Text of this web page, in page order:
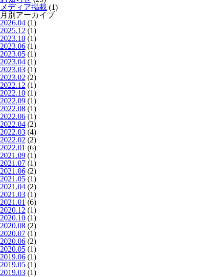
メディア掲載 (1)
月別アーカイブ
2026.04 (1)
2025.12 (1)
2023.10 (1)
2023.06 (1)
2023.05 (1)
2023.04 (1)
2023.03 (1)
2023.02 (2)
2022.12 (1)
2022.10 (1)
2022.09 (1)
2022.08 (1)
2022.06 (1)
2022.04 (2)
2022.03 (4)
2022.02 (2)
2022.01 (6)
2021.09 (1)
2021.07 (1)
2021.06 (2)
2021.05 (1)
2021.04 (2)
2021.03 (1)
2021.01 (6)
2020.12 (1)
2020.10 (1)
2020.08 (2)
2020.07 (1)
2020.06 (2)
2020.05 (1)
2019.06 (1)
2019.05 (1)
2019.03 (1)